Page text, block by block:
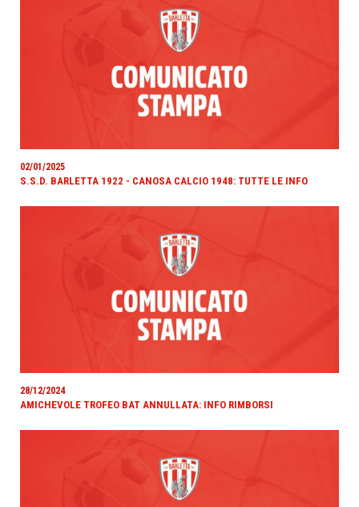
02/01/2025
S.S.D. BARLETTA 1922 - CANOSA CALCIO 1948: TUTTE LE INFO
28/12/2024
AMICHEVOLE TROFEO BAT ANNULLATA: INFO RIMBORSI